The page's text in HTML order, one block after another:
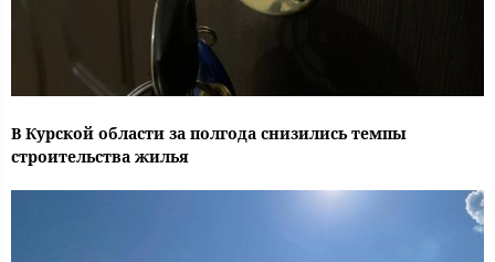
В Курской области за полгода снизились темпы
строительства жилья